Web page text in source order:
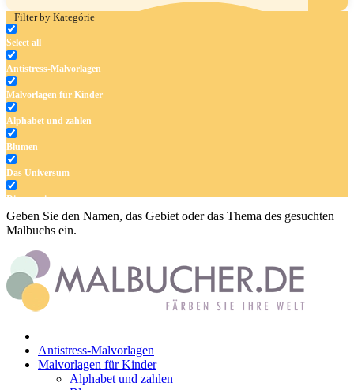
Filter by Kategórie
Select all
Antistress-Malvorlagen
Malvorlagen für Kinder
Alphabet und zahlen
Blumen
Das Universum
Dinosaurier
Früchte und Gemüse
Frühling und Ostern
Halloween und Herbst
Haus und Wohnen
Märchen und Feen
Musik und Musikinstrumente
Geben Sie den Namen, das Gebiet oder das Thema des gesuchten
Malbuchs ein.
Antistress-Malvorlagen
Malvorlagen für Kinder
Alphabet und zahlen